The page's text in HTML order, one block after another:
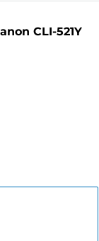
CLI-521Y